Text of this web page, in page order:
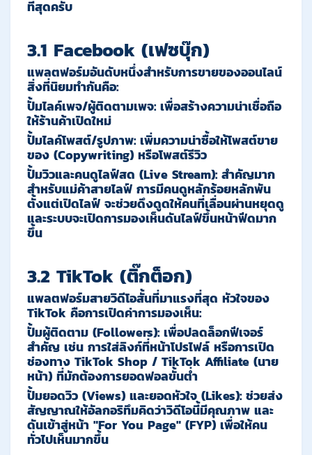
ที่สุดครับ
3.1 Facebook (เฟซบุ๊ก)
แพลตฟอร์มอันดับหนึ่งสำหรับการขายของออนไลน์
สิ่งที่นิยมทำกันคือ:
ปั้มไลค์เพจ/ผู้ติดตามเพจ: เพื่อสร้างความน่าเชื่อถือ
ให้ร้านค้าเปิดใหม่
ปั้มไลค์โพสต์/รูปภาพ: เพิ่มความน่าซื้อให้โพสต์ขาย
ของ (Copywriting) หรือโพสต์รีวิว
ปั้มวิวและคนดูไลฟ์สด (Live Stream): สำคัญมาก
สำหรับแม่ค้าสายไลฟ์ การมีคนดูหลักร้อยหลักพัน
ตั้งแต่เปิดไลฟ์ จะช่วยดึงดูดให้คนที่เลื่อนผ่านหยุดดู
และระบบจะเปิดการมองเห็นดันไลฟ์ขึ้นหน้าฟีดมาก
ขึ้น
3.2 TikTok (ติ๊กต็อก)
แพลตฟอร์มสายวิดีโอสั้นที่มาแรงที่สุด หัวใจของ
TikTok คือการเปิดค่าการมองเห็น:
ปั้มผู้ติดตาม (Followers): เพื่อปลดล็อกฟีเจอร์
สำคัญ เช่น การใส่ลิงก์ที่หน้าโปรไฟล์ หรือการเปิด
ช่องทาง TikTok Shop / TikTok Affiliate (นาย
หน้า) ที่มักต้องการยอดฟอลขั้นต่ำ
ปั้มยอดวิว (Views) และยอดหัวใจ(Likes): ช่วยส่ง
สัญญาณให้อัลกอริทึมคิดว่าวิดีโอนี้มีคุณภาพ และ
ดันเข้าสู่หน้า "For You Page" (FYP) เพื่อให้คน
ทั่วไปเห็นมากขึ้น